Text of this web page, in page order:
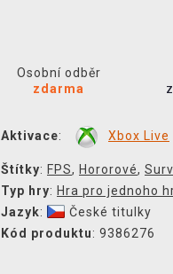
Osobní odběr
zdarma
Aktivace: Xbox Live
Štítky: FPS, Hororové,
Typ hry: Hra pro jednoho
Jazyk:
České titulky
Kód produktu: 9386276